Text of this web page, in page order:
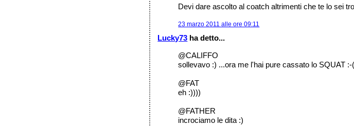
Devi dare ascolto al coatch altrimenti che te lo sei
23 marzo 2011 alle ore 09:11
Lucky73 ha detto...
@CALIFFO
sollevavo :) ...ora me l'hai pure cassato lo SQUAT :-(
@FAT
eh :))))
@FATHER
incrociamo le dita :)